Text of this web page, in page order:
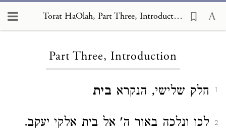
Torat HaOlah, Part Three, Introduction
Part Three, Introduction
1 חלק שלישי, הנקרא בית
2
לכו ונלכה באור ה' אל בית אלקי יעקב.